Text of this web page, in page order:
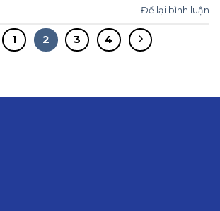
Để lại bình luận
1 2 3 4